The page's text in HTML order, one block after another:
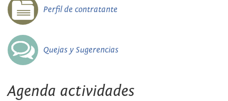
Perfil de contratante
Quejas y Sugerencias
Agenda actividades